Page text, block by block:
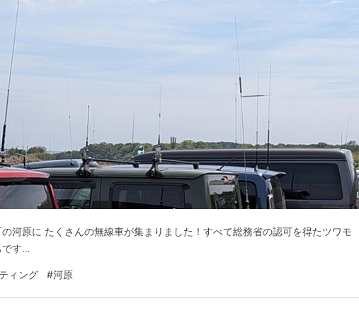
河原に たくさんの無線車が集まりました！すべて総務省の認可を得たツワモ
です…
ィング #河原